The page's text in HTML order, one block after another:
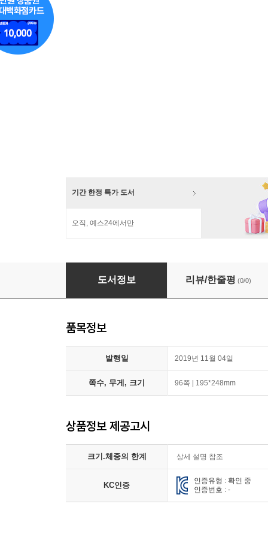
기간 한정 특가 도서
오직, 예스24에서만
도서정보 리뷰/한줄평 (0/0)
품목정보
발행일 2019년 11월 04일
쪽수, 무게, 크기 96쪽 | 195*248mm
상품정보 제공고시
크기.체중의 한계 상세 설명 참조
KC인증
인증유형 : 확인 중
인증번호 : -